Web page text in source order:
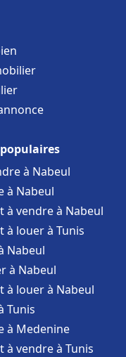
à Nabeul
à Nabeul
à vendre à Nabeul
à louer à Tunis
Nabeul
à Nabeul
à louer à Nabeul
Tunis
à Medenine
à vendre à Tunis